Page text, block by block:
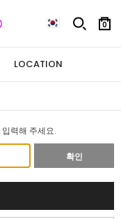
0
LOCATION
력해 주세요.
확인